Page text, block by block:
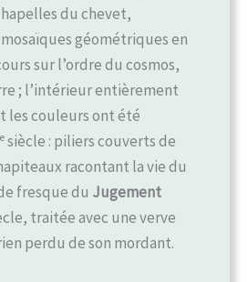
du chevet,
géométriques en
sur l’ordre du cosmos,
; l’intérieur entièrement
les couleurs ont été
esiècle : piliers couverts de
racontant la vie du
fresque du Jugement
traitée avec une verve
perdu de son mordant.